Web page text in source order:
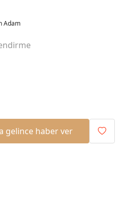
Adam
gelince haber ver